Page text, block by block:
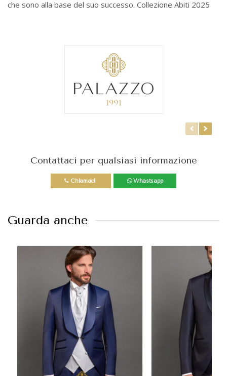
che sono alla base del suo successo. Collezione Abiti 2025
Contattaci per qualsiasi informazione
Chiamaci Whastsapp
Guarda anche